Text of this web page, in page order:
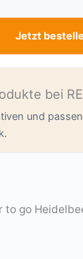
Jetzt
bei
und